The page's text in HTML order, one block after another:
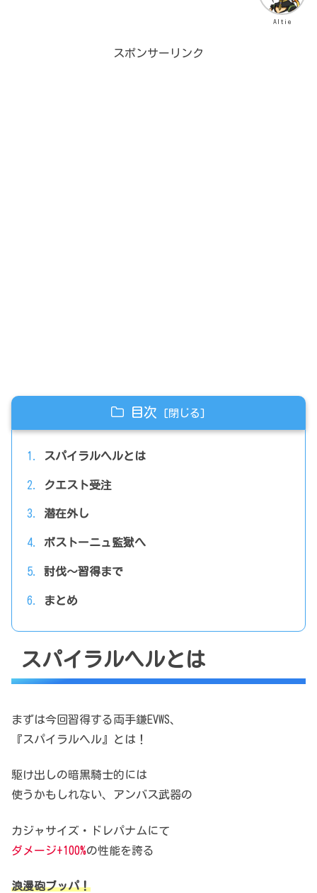
Altie
スポンサーリンク
目次
スパイラルヘルとは
クエスト受注
潜在外し
ボストーニュ監獄へ
討伐～習得まで
まとめ
スパイラルヘルとは
まずは今回習得する両手鎌EVWS、
『スパイラルヘル』とは！
駆け出しの暗黒騎士的には
使うかもしれない、アンバス武器の
カジャサイズ・ドレパナムにて
ダメージ+100%の性能を誇る
浪漫砲ブッパ！